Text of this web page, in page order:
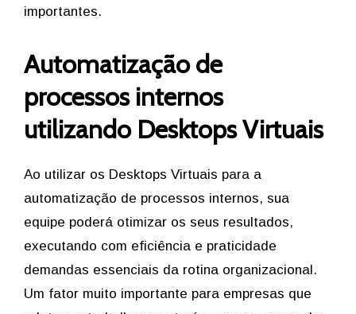
importantes.
Automatização de
processos internos
utilizando Desktops Virtuais
Ao utilizar os Desktops Virtuais para a
automatização de processos internos, sua
equipe poderá otimizar os seus resultados,
executando com eficiência e praticidade
demandas essenciais da rotina organizacional.
Um fator muito importante para empresas que